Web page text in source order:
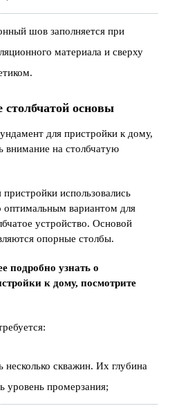
шов заполняется при
материала и сверху
столбчатой основы
для пристройки к дому,
внимание на столбчатую
использовались
оптимальным вариантом для
устройство. Основой
опорные столбы.
подробно узнать о
к дому, посмотрите
несколько скважин. Их глубина
уровень промерзания;